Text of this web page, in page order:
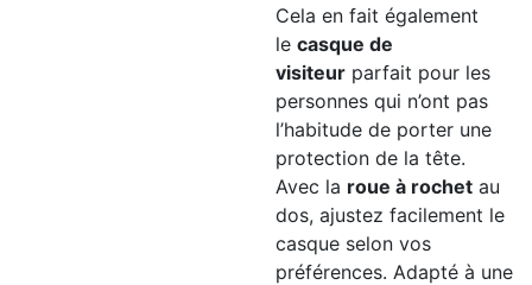
Cela en fait également
lecasque de
visiteur parfait pour les
personnes qui n’ont pas
l’habitude de porter une
protection de la tête.
Avec la roue à rochet au
dos, ajustez facilement le
casque selon vos
préférences. Adapté à une